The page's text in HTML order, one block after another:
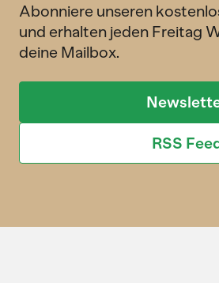
Abonniere unseren
und erhalten jeden Freitag
deine Mailbox.
RSS